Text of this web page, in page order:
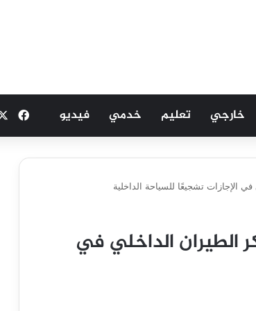
خارجي تعليم خدمي فيديو
الإجازات تشجيعًا للسياحة الداخلية
الطيران الداخلي في